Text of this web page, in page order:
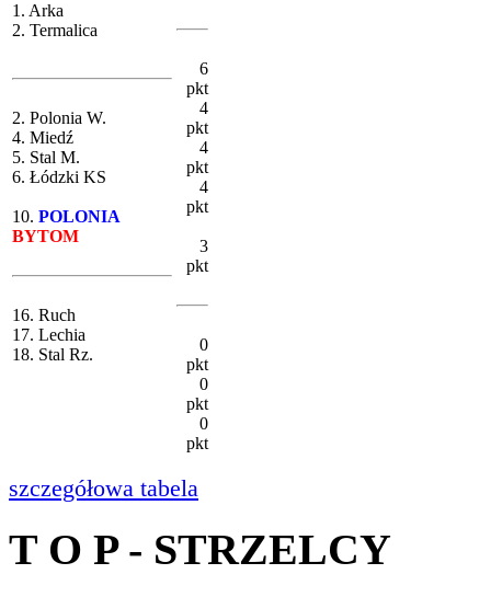
1. Arka
2. Termalica
2. Polonia W.
4. Miedź
5. Stal M.
6. Łódzki KS
10. POLONIA
BYTOM
16. Ruch
17. Lechia
18. Stal Rz.
6
pkt
4
pkt
4
pkt
4
pkt
3
pkt
0
pkt
0
pkt
0
pkt
szczegółowa tabela
T O P - STRZELCY